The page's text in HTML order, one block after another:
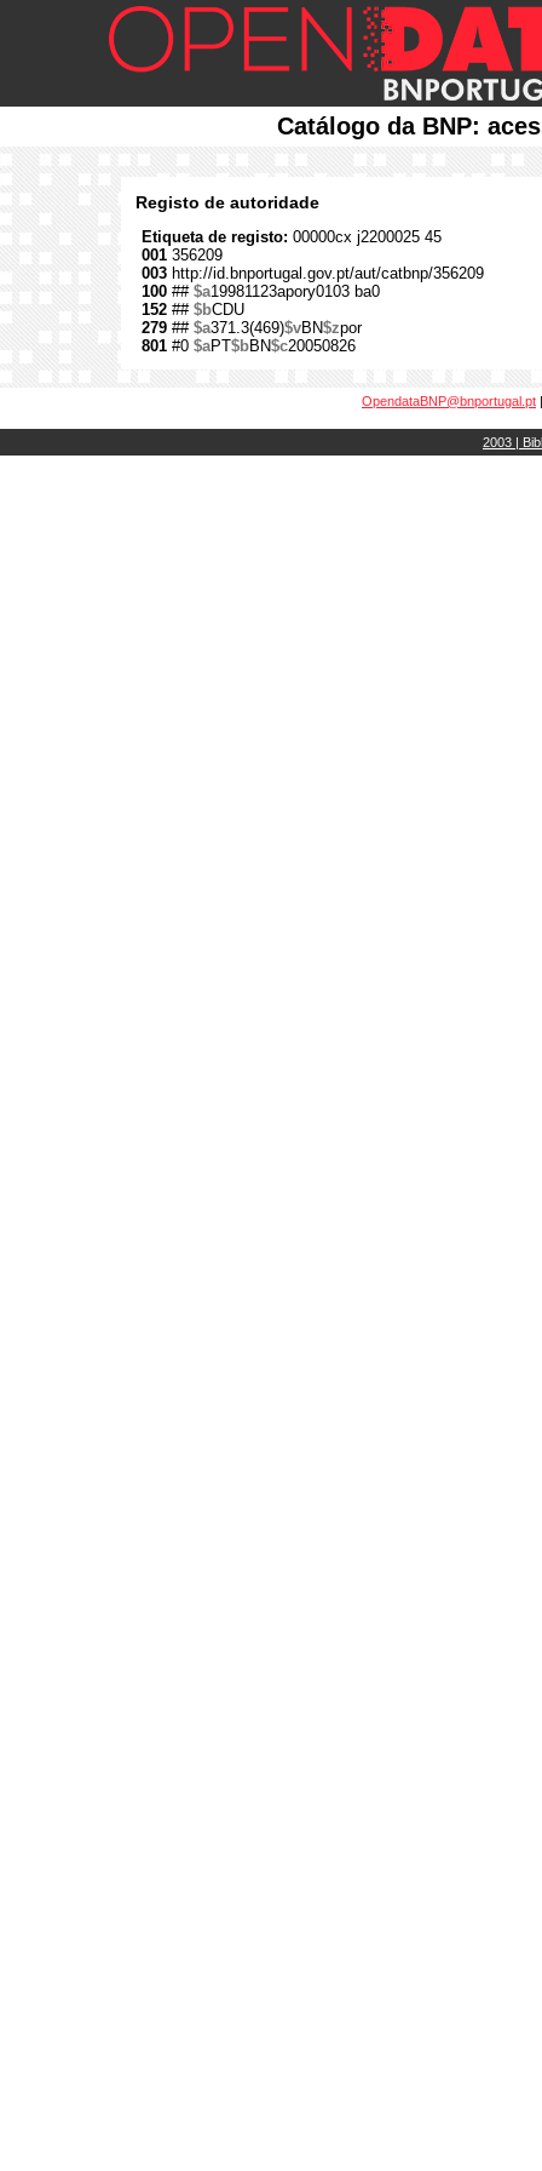
Catálogo da BNP:
Registo de autoridade
Etiqueta de registo: 00000cx j2200025 45
001 356209
003 http://id.bnportugal.gov.pt/aut/catbnp/356209
100 ## $a19981123apory0103 ba0
152 ## $bCDU
279 ## $a371.3(469)$vBN$zpor
801 #0 $aPT$bBN$c20050826
OpendataBNP@bnportugal.pt
2003 |